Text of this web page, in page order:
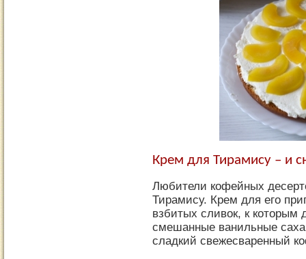
Крем для Тирамису – и
Любители кофейных
Тирамису. Крем для его
взбитых сливок, к которым
смешанные ванильные
сладкий свежесваренный